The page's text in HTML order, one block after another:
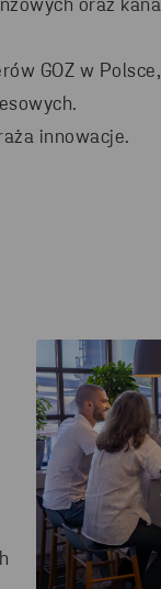
oraz
GOZ w
innowacje.